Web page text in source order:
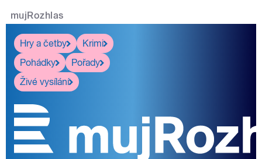
mujRozhlas
Hry a četby
Krimi
Pohádky
Pořady
Živé vysílání